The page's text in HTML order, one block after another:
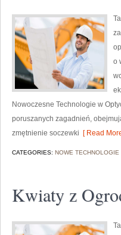
o
Nowoczesne Technologie w
poruszanych zagadnień,
zmętnienie soczewki [ Read
CATEGORIES: NOWE TECHNOLOGIE
Kwiaty z